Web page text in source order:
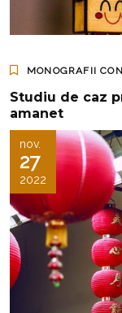
MONOGRAFII
Studiu de caz
amanet
nov.
27
2022